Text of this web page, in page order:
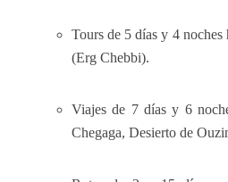
Tours de 5 días y 4
(Erg Chebbi).
Viajes de 7 días y 6
Chegaga, Desierto de